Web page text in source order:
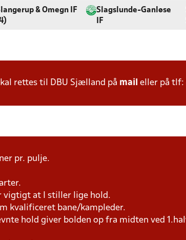
& Omegn IF
Slagslunde-Ganløse
IF
rettes til DBU Sjælland på mail eller på tlf:
pr. pulje.
vigtigt at I stiller lige hold.
kvalificeret bane/kampleder.
hold giver bolden op fra midten ved